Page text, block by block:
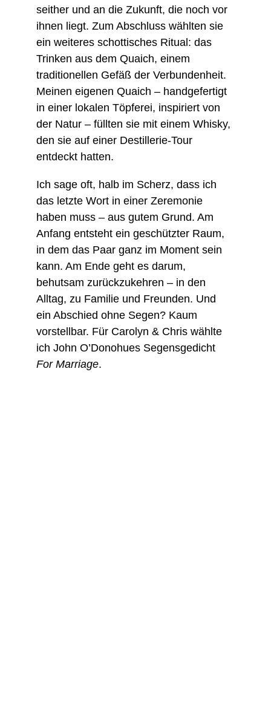
seither und an die Zukunft, die noch vor
ihnen liegt. Zum Abschluss wählten sie
ein weiteres schottisches Ritual: das
Trinken aus dem Quaich, einem
traditionellen Gefäß der Verbundenheit.
Meinen eigenen Quaich – handgefertigt
in einer lokalen Töpferei, inspiriert von
der Natur – füllten sie mit einem Whisky,
den sie auf einer Destillerie-Tour
entdeckt hatten.
Ich sage oft, halb im Scherz, dass ich
das letzte Wort in einer Zeremonie
haben muss – aus gutem Grund. Am
Anfang entsteht ein geschützter Raum,
in dem das Paar ganz im Moment sein
kann. Am Ende geht es darum,
behutsam zurückzukehren – in den
Alltag, zu Familie und Freunden. Und
ein Abschied ohne Segen? Kaum
vorstellbar. Für Carolyn & Chris wählte
ich John O’Donohues Segensgedicht
For Marriage.